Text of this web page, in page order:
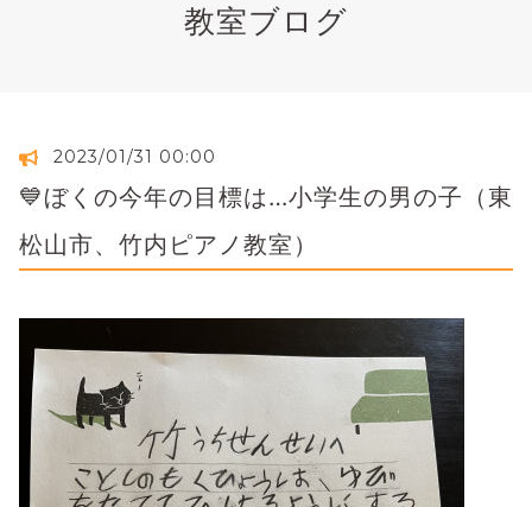
教室ブログ
2023/01/31 00:00
💙ぼくの今年の目標は…小学生の男の子（東
松山市、竹内ピアノ教室）